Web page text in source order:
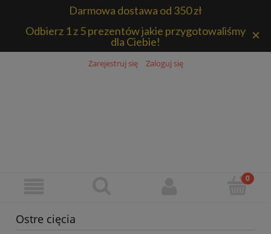
Darmowa dostawa od 350 zł
Odbierz 1 z 5 prezentów jakie przygotowaliśmy
dla Ciebie!
×
Zarejestruj się Zaloguj się
Ostre cięcia